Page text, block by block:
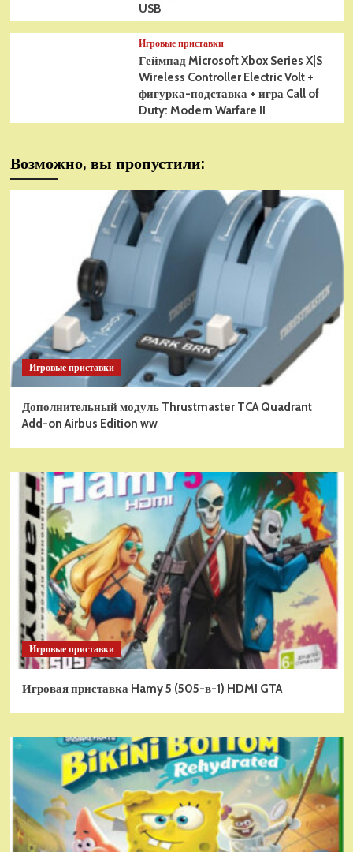
USB
Игровые приставки
Геймпад Microsoft Xbox Series X|S
Wireless Controller Electric Volt +
фигурка-подставка + игра Call of
Duty: Modern Warfare II
Возможно, вы пропустили:
Игровые приставки
Дополнительный модуль Thrustmaster TCA Quadrant
Add-on Airbus Edition ww
Игровые приставки
Игровая приставка Hamy 5 (505-в-1) HDMI GTA